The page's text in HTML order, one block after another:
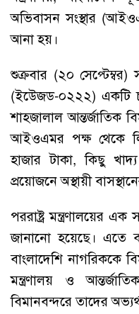
অভিবাসন সংস্থার
আনা হয়।
শুক্রবার (২০
(ইউেজড-০২২২) একটি
শাহজালাল আন্তর্জাতিক
আইওএমর পক্ষ থেকে
হাজার টাকা, কিছু
প্রয়োজনে অস্থায়ী
পররাষ্ট্র মন্ত্রণালয়ের
জানানো হয়েছে। এতে
বাংলাদেশি নাগরিককে
মন্ত্রণালয় ও
বিমানবন্দরে তাদের